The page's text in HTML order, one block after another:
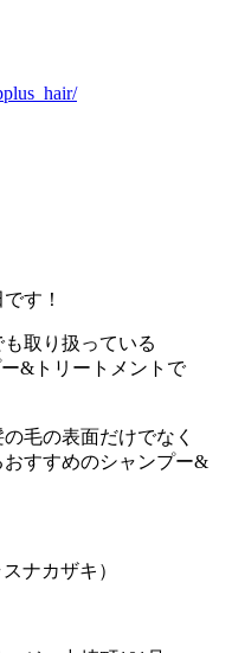
す！
取り扱っている
&トリートメントで
毛の表面だけでなく
すすめのシャンプー&
ナカザキ）